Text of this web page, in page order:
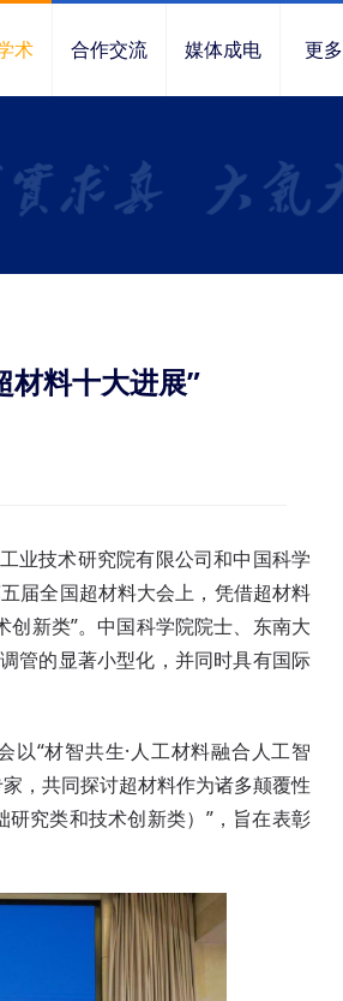
术 合作交流 媒体成电 更多
材料十大进展”
业技术研究院有限公司和中国科学
届全国超材料大会上，凭借超材料
新类”。中国科学院院士、东南大
管的显著小型化，并同时具有国际
“材智共生·人工材料融合人工智
，共同探讨超材料作为诸多颠覆性
究类和技术创新类）”，旨在表彰